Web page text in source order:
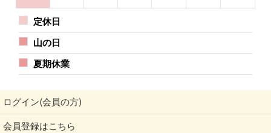
定休日
山の日
夏期休業
ログイン(会員の方)
会員登録はこちら